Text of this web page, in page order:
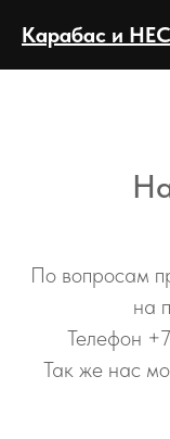
Карабас и
По вопросам
на
Телефон
Так же нас